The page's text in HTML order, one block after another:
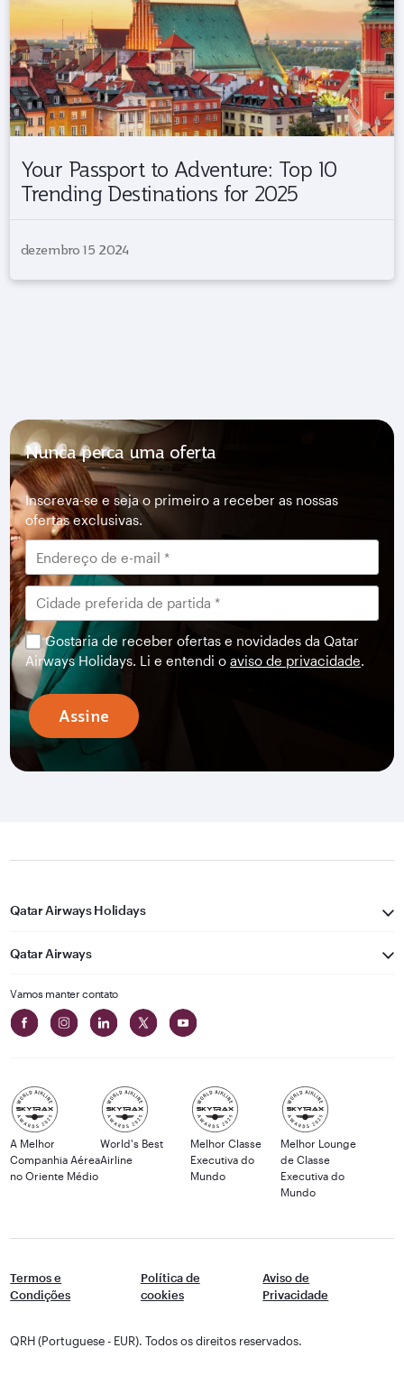
Your Passport to Adventure: Top 10
Trending Destinations for 2025
dezembro 15 2024
Nunca perca uma oferta
Inscreva-se e seja o primeiro a receber as nossas
ofertas exclusivas.
Gostaria de receber ofertas e novidades da Qatar
Airways Holidays. Li e entendi oaviso de privacidade.
Assine
Qatar Airways Holidays
Qatar Airways
Vamos manter contato
A Melhor
Companhia Aérea
no Oriente Médio
World's Best
Airline
Melhor Classe
Executiva do
Mundo
Melhor Lounge
de Classe
Executiva do
Mundo
Termos e
Condições
Política de
cookies
Aviso de
Privacidade
QRH (Portuguese - EUR). Todos os direitos reservados.